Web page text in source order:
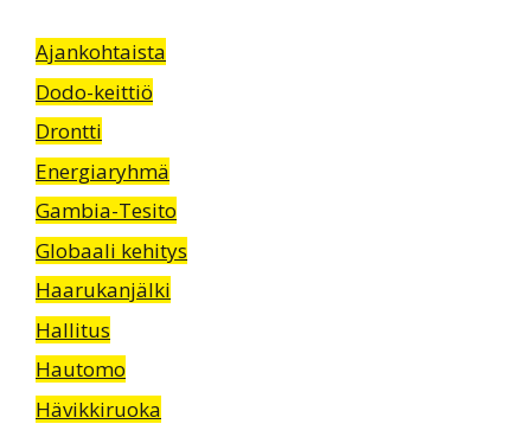
Ajankohtaista
Dodo-keittiö
Drontti
Energiaryhmä
Gambia-Tesito
Globaali kehitys
Haarukanjälki
Hallitus
Hautomo
Hävikkiruoka